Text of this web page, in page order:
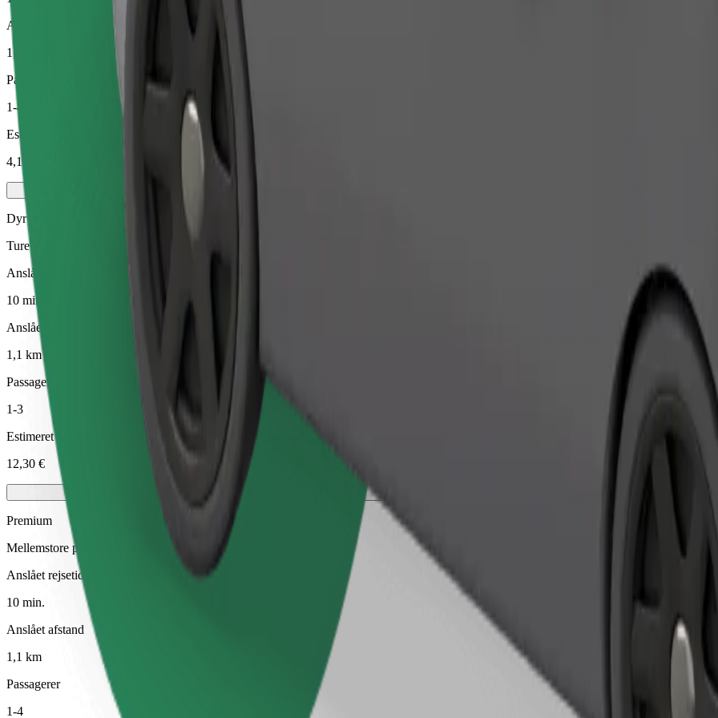
Anslået afstand
1,1 km
Passagerer
1-4
Estimeret pris
4,10 €
Dyr
Ture for dig og dit kæledyr. Hunde skal bære mundkurv, små dyr skal være i transportbur, og sæder skal beskyttes med et tæppe eller
Anslået rejsetid
10 min.
Anslået afstand
1,1 km
Passagerer
1-3
Estimeret pris
12,30 €
Premium
Mellemstore premium-biler med eksklusivt udstyr
Anslået rejsetid
10 min.
Anslået afstand
1,1 km
Passagerer
1-4